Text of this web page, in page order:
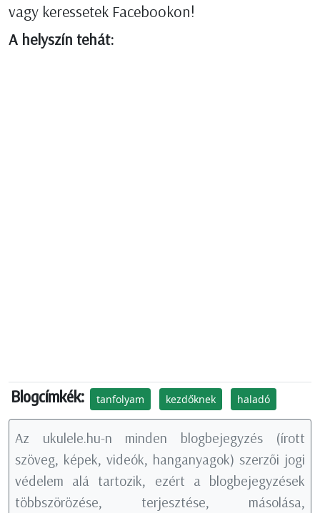
vagy keressetek Facebookon!
A helyszín tehát:
Blogcímkék: tanfolyam kezdőknek haladó
Az ukulele.hu-n minden blogbejegyzés (írott
szöveg, képek, videók, hanganyagok) szerzői jogi
védelem alá tartozik, ezért a blogbejegyzések
többszörözése, terjesztése, másolása,